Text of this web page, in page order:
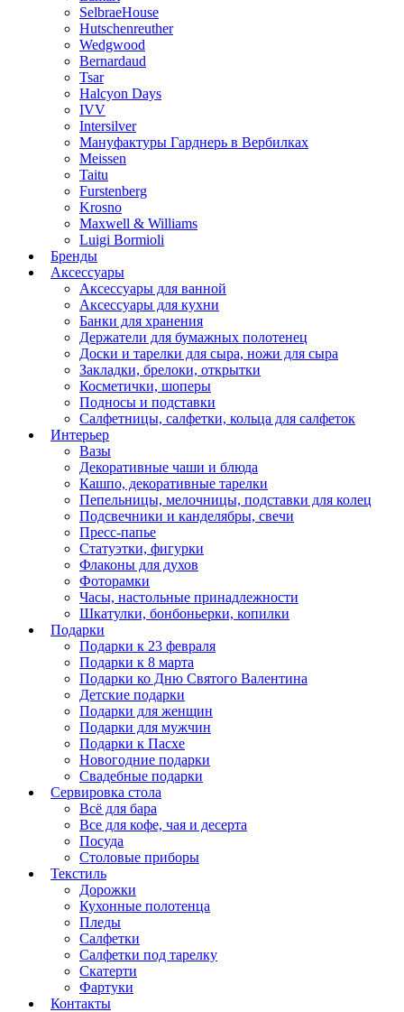
SelbraeHouse
Hutschenreuther
Wedgwood
Bernardaud
Tsar
Halcyon Days
IVV
Intersilver
Мануфактуры Гарднерь в Вербилках
Meissen
Taitu
Furstenberg
Krosno
Maxwell & Williams
Luigi Bormioli
Бренды
Аксессуары
Аксессуары для ванной
Аксессуары для кухни
Банки для хранения
Держатели для бумажных полотенец
Доски и тарелки для сыра, ножи для сыра
Закладки, брелоки, открытки
Косметички, шоперы
Подносы и подставки
Салфетницы, салфетки, кольца для салфеток
Интерьер
Вазы
Декоративные чаши и блюда
Кашпо, декоративные тарелки
Пепельницы, мелочницы, подставки для колец
Подсвечники и канделябры, свечи
Пресс-папье
Статуэтки, фигурки
Флаконы для духов
Фоторамки
Часы, настольные принадлежности
Шкатулки, бонбоньерки, копилки
Подарки
Подарки к 23 февраля
Подарки к 8 марта
Подарки ко Дню Святого Валентина
Детские подарки
Подарки для женщин
Подарки для мужчин
Подарки к Пасхе
Новогодние подарки
Свадебные подарки
Сервировка стола
Всё для бара
Все для кофе, чая и десерта
Посуда
Столовые приборы
Текстиль
Дорожки
Кухонные полотенца
Пледы
Салфетки
Салфетки под тарелку
Скатерти
Фартуки
Контакты